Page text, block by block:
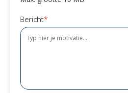
Bericht*